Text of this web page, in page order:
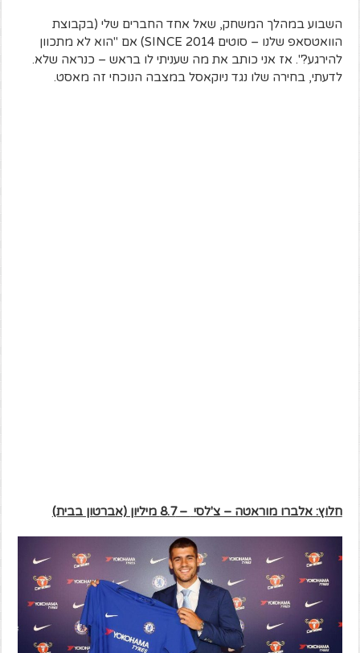
השבוע במהלך המשחק, שאל אחד החברים שלי (בקבוצת
הוואטסאפ שלנו – סוטים SINCE 2014) אם "הוא לא מתכוון
להירגע?". אז אני כותב את מה שעניתי לו בראש – כנראה שלא.
לדעתי, בחירה שלו נגד ניוקאסל במצבה הנוכחי זה מאסט.
חלוץ: אלברו מוראטה – צ'לסי – 8.7 מיליון (אברטון בבית)